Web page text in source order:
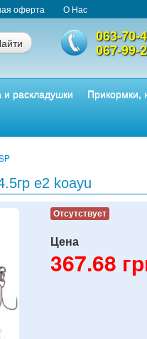
оферта О Нас
063-70-
067-99-
и раскладушки Прикормки,
e2 koayu
Отсутствует
Цена
367.68